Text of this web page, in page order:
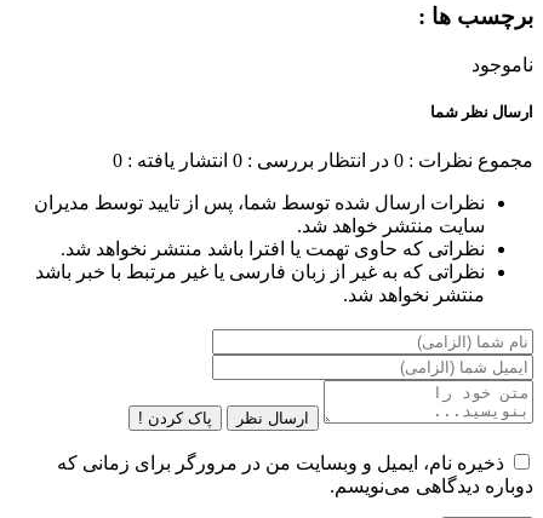
برچسب ها :
ناموجود
ارسال نظر شما
مجموع نظرات : 0 در انتظار بررسی : 0 انتشار یافته : 0
نظرات ارسال شده توسط شما، پس از تایید توسط مدیران
سایت منتشر خواهد شد.
نظراتی که حاوی تهمت یا افترا باشد منتشر نخواهد شد.
نظراتی که به غیر از زبان فارسی یا غیر مرتبط با خبر باشد
منتشر نخواهد شد.
ارسال نظر پاک کردن !
ذخیره نام، ایمیل و وبسایت من در مرورگر برای زمانی که
دوباره دیدگاهی می‌نویسم.